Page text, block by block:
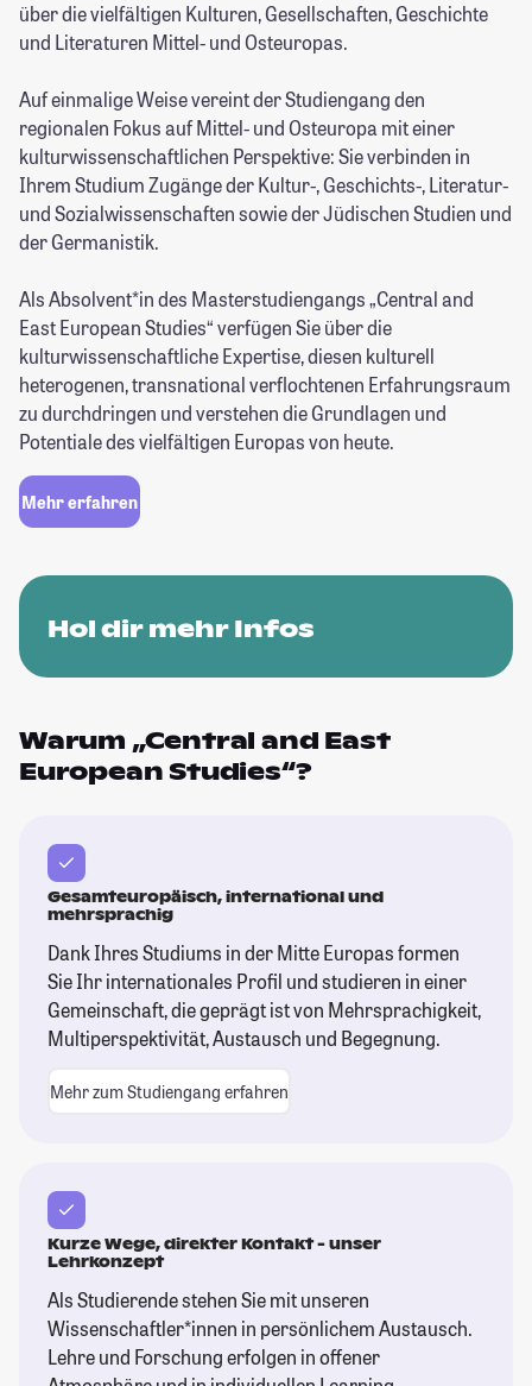
über die vielfältigen Kulturen, Gesellschaften, Geschichte
und Literaturen Mittel- und Osteuropas.
Auf einmalige Weise vereint der Studiengang den
regionalen Fokus auf Mittel- und Osteuropa mit einer
kulturwissenschaftlichen Perspektive: Sie verbinden in
Ihrem Studium Zugänge der Kultur-, Geschichts-, Literatur-
und Sozialwissenschaften sowie der Jüdischen Studien und
der Germanistik.
Als Absolvent*in des Masterstudiengangs „Central and
East European Studies“ verfügen Sie über die
kulturwissenschaftliche Expertise, diesen kulturell
heterogenen, transnational verflochtenen Erfahrungsraum
zu durchdringen und verstehen die Grundlagen und
Potentiale des vielfältigen Europas von heute.
Mehr erfahren
Hol dir mehr Infos
Warum „Central and East
European Studies“?
Gesamteuropäisch, international und
mehrsprachig
Dank Ihres Studiums in der Mitte Europas formen
Sie Ihr internationales Profil und studieren in einer
Gemeinschaft, die geprägt ist von Mehrsprachigkeit,
Multiperspektivität, Austausch und Begegnung.
Mehr zum Studiengang erfahren
Kurze Wege, direkter Kontakt - unser
Lehrkonzept
Als Studierende stehen Sie mit unseren
Wissenschaftler*innen in persönlichem Austausch.
Lehre und Forschung erfolgen in offener